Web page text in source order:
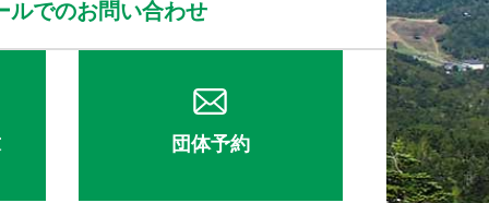
ルでのお問い合わせ
団体予約